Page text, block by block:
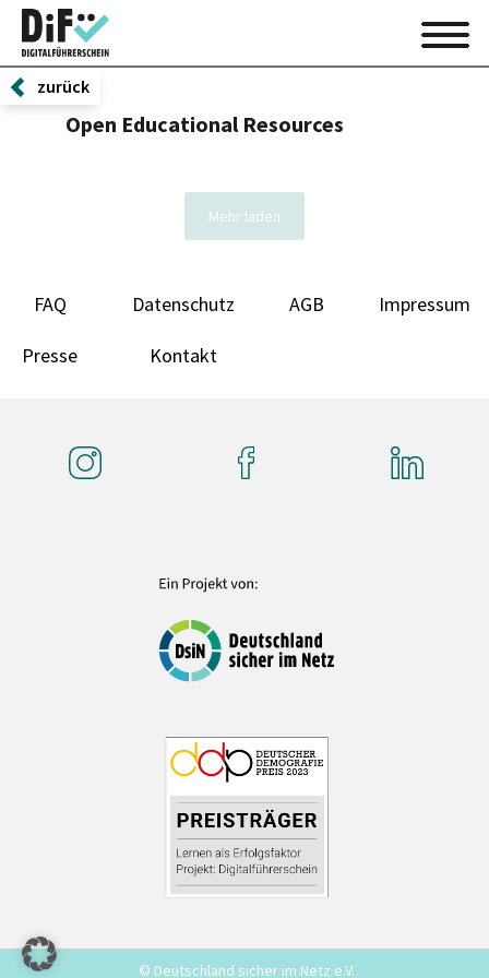
zurück
Open Educational Resources
Mehr laden
FAQ Datenschutz AGB Impressum
Presse Kontakt
© Deutschland sicher im Netz e.V.